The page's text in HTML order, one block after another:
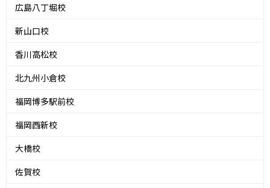
広島八丁堀校
新山口校
香川高松校
北九州小倉校
福岡博多駅前校
福岡西新校
大橋校
佐賀校